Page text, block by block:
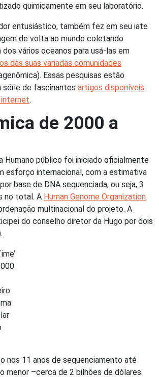
quimicamente em seu laboratório.
entusiástico, também fez em seu iate
de volta ao mundo coletando
vários oceanos para usá-las em
das suas variadas comunidades
Essas pesquisas estão
série de fascinantes artigos disponíveis
.
de 2000 a
Humano público foi iniciado oficialmente
esforço internacional, com a estimativa
base de DNA sequenciada, ou seja, 3
no total. A Human Genome Organization
multinacional do projeto. A
do conselho diretor da Hugo por dois
nos 11 anos de sequenciamento até
menor –cerca de 2 bilhões de dólares.